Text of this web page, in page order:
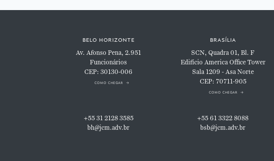
belo horizonte
Av. Afonso Pena, 2.951
Funcionários
CEP: 30130-006
como chegar
+55 31 2128 3585
bh@jcm.adv.br
brasília
SCN, Quadra 01, Bl. F
Edifício America Office Tower
Sala 1209 - Asa Norte
CEP: 70711-905
como chegar
+55 61 3322 8088
bsb@jcm.adv.br